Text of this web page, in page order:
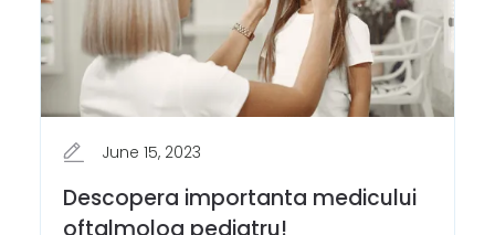
June 15, 2023
Descopera importanta medicului
oftalmolog pediatru!